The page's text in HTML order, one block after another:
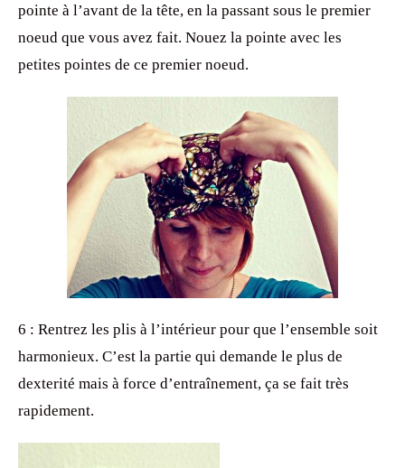
pointe à l’avant de la tête, en la passant sous le premier
noeud que vous avez fait. Nouez la pointe avec les
petites pointes de ce premier noeud.
6 : Rentrez les plis à l’intérieur pour que l’ensemble soit
harmonieux. C’est la partie qui demande le plus de
dexterité mais à force d’entraînement, ça se fait très
rapidement.